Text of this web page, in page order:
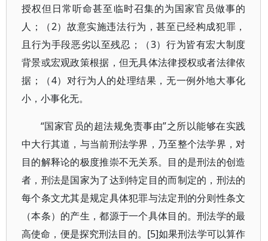
授权但日常听命甚至临时召集的为国家官员做事的
人；（2）故意实施违法行为，甚至已经构成犯罪，
且行为手段恶劣以至残忍；（3）行为皆有宏大制度
背景或宏观政策根据，但无具体法律授权或者法律依
据；（4）对行为人的处理结果，无一例外地大事化
小，小事化无。
“国家官员的超法规免责事由”之所以能够在实践
中大行其道，与当前刑法学界，乃至整个法学界，对
目的解释论的极度推崇不无关系。目的是刑法的创造
者，刑法是国家为了达到特定目的而制定的，刑法的
每个条文尤其是规定具体犯罪与法定刑的分则性条文
（本条）的产生，都源于一个具体目的。刑法学的最
高使命，便是探究刑法目的。[5]如果刑法学可以算作